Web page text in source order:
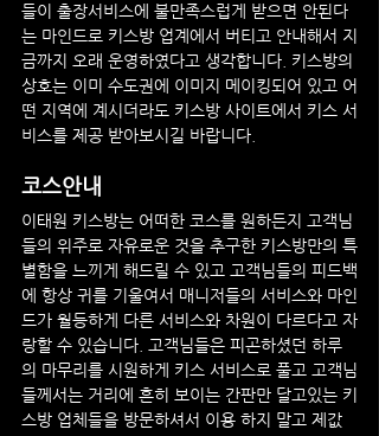
들이 출장서비스에 불만족스럽게 받으면 안된다
는 마인드로 키스방 업계에서 버티고 안내해서 지
금까지 오래 운영하였다고 생각합니다. 키스방의
상호는 이미 수도권에 이미지 메이킹되어 있고 어
떤 지역에 계시더라도 키스방 사이트에서 키스 서
비스를 제공 받아보시길 바랍니다.
코스안내
이태원 키스방는 어떠한 코스를 원하든지 고객님
들의 위주로 자유로운 것을 추구한 키스방만의 특
별함을 느끼게 해드릴 수 있고 고객님들의 피드백
에 항상 귀를 기울여서 매니저들의 서비스와 마인
드가 월등하게 다른 서비스와 차원이 다르다고 자
랑할 수 있습니다. 고객님들은 피곤하셨던 하루
의 마무리를 시원하게 키스 서비스로 풀고 고객님
들께서는 거리에 흔히 보이는 간판만 달고있는 키
스방 업체들을 방문하셔서 이용 하지 말고 제값